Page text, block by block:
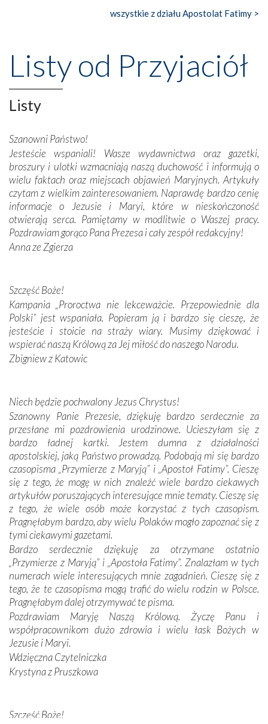
Nasze pielgrzymkowe wyprawy, których celem były
wznoszono na chwałę Bożą, na przykład – w podzięce za
Opatrznościową pomoc w wygranej bitwie o
niepodległość kraju. Zachwyt budziła potężna, a zarazem
misterna architektura tych monumentalnych dzieł,
wspaniałe zdobienia, dbałość ich twórców o detale,
budowniczych.
Podążyliśmy też śladami fatimskich wizjonerów – Łucji
dos Santos oraz świętych Hiacynty i Franciszka Marto.
Modliliśmy się przy ich grobach. Odprawiliśmy Drogę
Krzyżową w ich rodzinnych stronach, odwiedziliśmy
domy, w których żyli.
W miejscu objawień Matki Bożej zapaliliśmy świece
Podczas tej kilkudniowej wyprawy na każdym kroku
spotykaliśmy się z serdeczną otwartością
Portugalczyków. Podziwialiśmy ich ludową sztukę i
zwyczaje. Mimo że nasze kraje są od siebie bardzo
oddalone, w żaden sposób nie czuliśmy się obco.
Sprawiła to oczywiście sama Matka Boża, ale też
kulturowa bliskość biorąca swój początek w naszej
mieliśmy okazję przekonać się, że Maryja swoją opieką
otacza nie tylko nasz naród, lecz wszystkie nacje, które
się Jej ufnie oddają, a także każdą osobę, która zawierza
Jej siebie oraz swych bliskich.
Dzieje Portugalii to również historia wierności Bogu i
odstępstw, także w życiu władców. Trudne momenty w
wymiarze tak osobistym, jak i zbiorowym, przypominają o
konieczności ciągłego zabiegania o własną duszę i o łaskę
Opatrzności. Wierność przynosi pomyślność –
przynajmniej w życiu duchowym. Odstępstwo owocuje
nieszczęściem i śmiercią. Te uniwersalne prawdy
przychodziły na myśl, gdy słuchaliśmy opowieści
przewodników o portugalskich monarchach i wodzach,
zwycięskich bitwach i nieszczęśliwych losach grzesznych
kochanków.
Byli tym razem pośród Apostołów Fatimy reprezentanci
każdego spośród żyjących pokoleń. Najmłodszy uczestnik
liczył sobie 13 lat, zaś senior, pan Zdzisław – już 94.
Całe życie marzyłem, by tu przyjechać
Nasza pielgrzymka nie byłaby tak bogata w duchową treść
wszystkie z działu Apostolat Fatimy >
Listy od Przyjaciół
Listy
Szanowni Państwo!
Jesteście wspaniali! Wasze wydawnictwa oraz gazetki,
broszury i ulotki wzmacniają naszą duchowość i informują o
wielu faktach oraz miejscach objawień Maryjnych. Artykuły
czytam z wielkim zainteresowaniem. Naprawdę bardzo cenię
informacje o Jezusie i Maryi, które w nieskończoność
otwierają serca. Pamiętamy w modlitwie o Waszej pracy.
Pozdrawiam gorąco Pana Prezesa i cały zespół redakcyjny!
Anna ze Zgierza
Szczęść Boże!
Kampania „Proroctwa nie lekceważcie. Przepowiednie dla
Polski” jest wspaniała. Popieram ją i bardzo się cieszę, że
jesteście i stoicie na straży wiary. Musimy dziękować i
wspierać naszą Królową za Jej miłość do naszego Narodu.
Zbigniew z Katowic
Niech będzie pochwalony Jezus Chrystus!
Szanowny Panie Prezesie, dziękuję bardzo serdecznie za
przesłane mi pozdrowienia urodzinowe. Ucieszyłam się z
bardzo ładnej kartki. Jestem dumna z działalności
apostolskiej, jaką Państwo prowadzą. Podobają mi się bardzo
czasopisma „Przymierze z Maryją” i „Apostoł Fatimy”. Cieszę
się z tego, że mogę w nich znaleźć wiele bardzo ciekawych
artykułów poruszających interesujące mnie tematy. Cieszę się
z tego, że wiele osób może korzystać z tych czasopism.
Pragnęłabym bardzo, aby wielu Polaków mogło zapoznać się z
tymi ciekawymi gazetami.
Bardzo serdecznie dziękuję za otrzymane ostatnio
„Przymierze z Maryją” i „Apostoła Fatimy”. Znalazłam w tych
numerach wiele interesujących mnie zagadnień. Cieszę się z
tego, że te czasopisma mogą trafić do wielu rodzin w Polsce.
Pragnęłabym dalej otrzymywać te pisma.
Pozdrawiam Maryję Naszą Królową. Życzę Panu i
współpracownikom dużo zdrowia i wielu łask Bożych w
Jezusie i Maryi.
Wdzięczna Czytelniczka
Krystyna z Pruszkowa
Szczęść Boże!